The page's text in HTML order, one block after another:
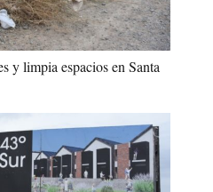
y limpia espacios en Santa